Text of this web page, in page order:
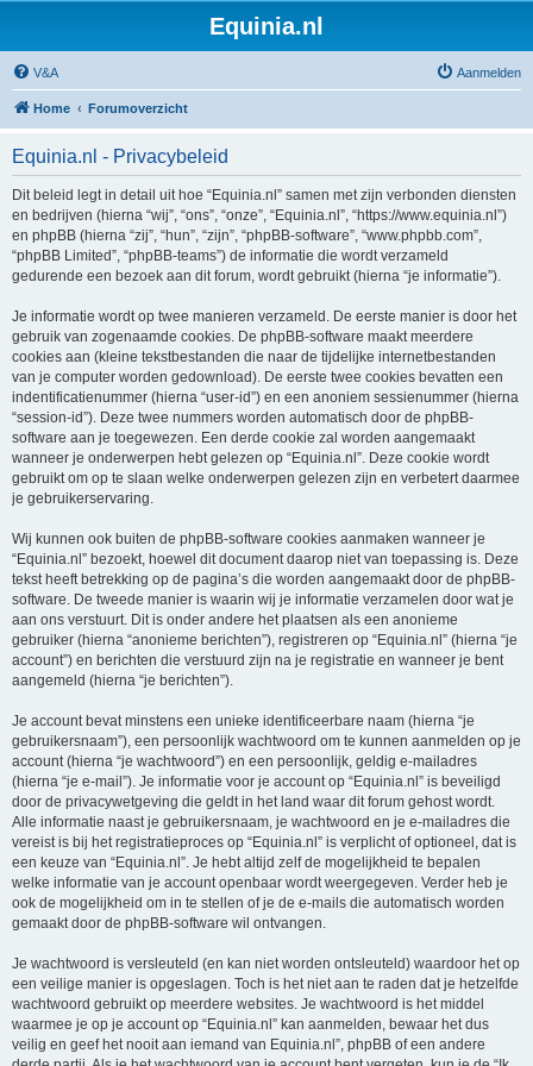
Equinia.nl
V&A Aanmelden
Home Forumoverzicht
Equinia.nl - Privacybeleid
Dit beleid legt in detail uit hoe “Equinia.nl” samen met zijn verbonden diensten
en bedrijven (hierna “wij”, “ons”, “onze”, “Equinia.nl”, “https://www.equinia.nl”)
en phpBB (hierna “zij”, “hun”, “zijn”, “phpBB-software”, “www.phpbb.com”,
“phpBB Limited”, “phpBB-teams”) de informatie die wordt verzameld
gedurende een bezoek aan dit forum, wordt gebruikt (hierna “je informatie”).
Je informatie wordt op twee manieren verzameld. De eerste manier is door het
gebruik van zogenaamde cookies. De phpBB-software maakt meerdere
cookies aan (kleine tekstbestanden die naar de tijdelijke internetbestanden
van je computer worden gedownload). De eerste twee cookies bevatten een
indentificatienummer (hierna “user-id”) en een anoniem sessienummer (hierna
“session-id”). Deze twee nummers worden automatisch door de phpBB-
software aan je toegewezen. Een derde cookie zal worden aangemaakt
wanneer je onderwerpen hebt gelezen op “Equinia.nl”. Deze cookie wordt
gebruikt om op te slaan welke onderwerpen gelezen zijn en verbetert daarmee
je gebruikerservaring.
Wij kunnen ook buiten de phpBB-software cookies aanmaken wanneer je
“Equinia.nl” bezoekt, hoewel dit document daarop niet van toepassing is. Deze
tekst heeft betrekking op de pagina’s die worden aangemaakt door de phpBB-
software. De tweede manier is waarin wij je informatie verzamelen door wat je
aan ons verstuurt. Dit is onder andere het plaatsen als een anonieme
gebruiker (hierna “anonieme berichten”), registreren op “Equinia.nl” (hierna “je
account”) en berichten die verstuurd zijn na je registratie en wanneer je bent
aangemeld (hierna “je berichten”).
Je account bevat minstens een unieke identificeerbare naam (hierna “je
gebruikersnaam”), een persoonlijk wachtwoord om te kunnen aanmelden op je
account (hierna “je wachtwoord”) en een persoonlijk, geldig e-mailadres
(hierna “je e-mail”). Je informatie voor je account op “Equinia.nl” is beveiligd
door de privacywetgeving die geldt in het land waar dit forum gehost wordt.
Alle informatie naast je gebruikersnaam, je wachtwoord en je e-mailadres die
vereist is bij het registratieproces op “Equinia.nl” is verplicht of optioneel, dat is
een keuze van “Equinia.nl”. Je hebt altijd zelf de mogelijkheid te bepalen
welke informatie van je account openbaar wordt weergegeven. Verder heb je
ook de mogelijkheid om in te stellen of je de e-mails die automatisch worden
gemaakt door de phpBB-software wil ontvangen.
Je wachtwoord is versleuteld (en kan niet worden ontsleuteld) waardoor het op
een veilige manier is opgeslagen. Toch is het niet aan te raden dat je hetzelfde
wachtwoord gebruikt op meerdere websites. Je wachtwoord is het middel
waarmee je op je account op “Equinia.nl” kan aanmelden, bewaar het dus
veilig en geef het nooit aan iemand van Equinia.nl”, phpBB of een andere